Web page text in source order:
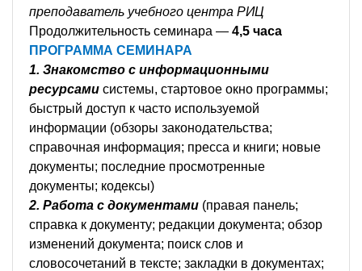
преподаватель учебного центра РИЦ
Продолжительность семинара — 4,5 часа
ПРОГРАММА СЕМИНАРА
1. Знакомство с информационными
ресурсами системы, стартовое окно программы;
быстрый доступ к часто используемой
информации (обзоры законодательства;
справочная информация; пресса и книги; новые
документы; последние просмотренные
документы; кодексы)
2. Работа с документами (правая панель;
справка к документу; редакции документа; обзор
изменений документа; поиск слов и
словосочетаний в тексте; закладки в документах;